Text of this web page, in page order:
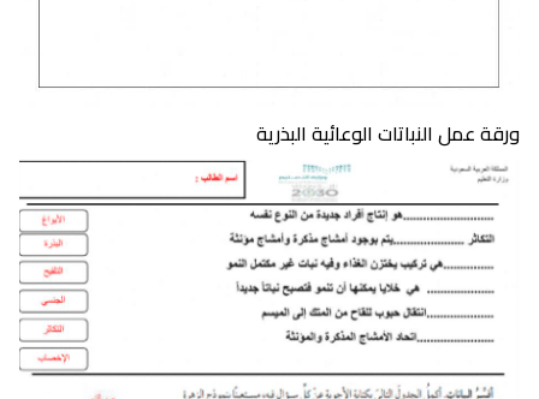
ورقة عمل النباتات الوعائية البذرية